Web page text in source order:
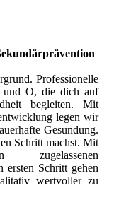
Professionelle
und O, die dich auf
begleiten. Mit
legen wir
Gesundung.
Schritt machst. Mit
zugelassenen
ersten Schritt gehen
wertvoller zu